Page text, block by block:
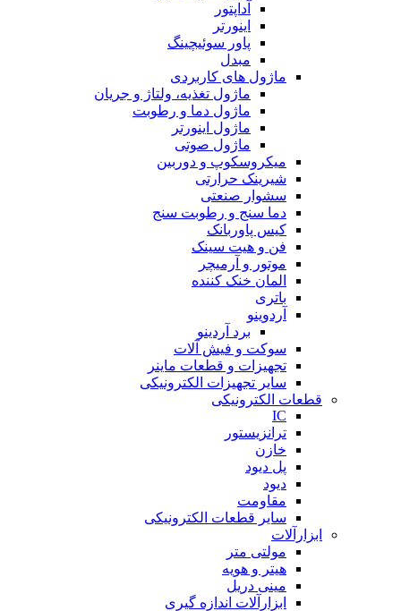
آداپتور
اینورتر
پاور سوئیچینگ
مبدل
ماژول های کاربردی
ماژول تغذیه، ولتاژ و جریان
ماژول دما و رطوبت
ماژول اینورتر
ماژول صوتی
میکروسکوپ و دوربین
شیرینک حرارتی
سشوار صنعتی
دما سنج و رطوبت سنج
کیس پاوربانک
فن و هیت سینک
موتور و آرمیچر
المان خنک کننده
باتری
آردوینو
برد آردینو
سوکت و فیش آلات
تجهیزات و قطعات ماینر
سایر تجهیزات الکترونیکی
قطعات الکترونیکی
IC
ترانزیستور
خازن
پل دیود
دیود
مقاومت
سایر قطعات الکترونیکی
ابزارآلات
مولتی متر
هیتر و هویه
مینی دریل
ابزارآلات اندازه گیری